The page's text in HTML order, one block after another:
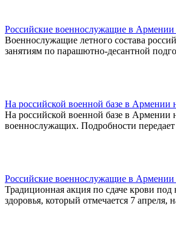
Российские военнослужащие в
Военнослужащие летного состава
занятиям по парашютно-десантной
На российской военной базе в Армении
На российской военной базе в Армении
военнослужащих. Подробности
Российские военнослужащие в Армении
Традиционная акция по сдаче крови
здоровья, который отмечается 7